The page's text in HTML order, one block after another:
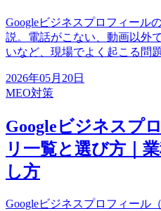
Googleビジネスプロフィール
説。電話がこない、動画以外
いなど、現場でよく起こる問
2026年05月20日
MEO対策
Googleビジネスプ
リ一覧と選び方｜
し方
Googleビジネスプロフィール